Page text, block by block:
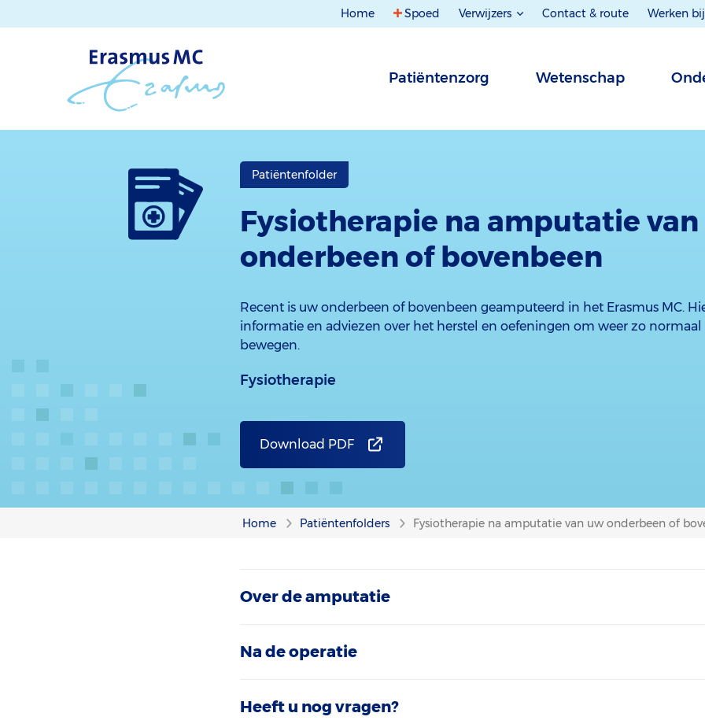
Home Spoed Verwijzers Contact & route Werken bij
Patiëntenzorg Wetenschap
Patiëntenfolder
Fysiotherapie na amputatie
onderbeen of bovenbeen
Recent is uw onderbeen of bovenbeen geamputeerd in het Erasmus MC.
informatie en adviezen over het herstel en oefeningen om weer zo
bewegen.
Fysiotherapie
Download PDF
Home Patiëntenfolders Fysiotherapie na amputatie van uw onderbeen of
Over de amputatie
Na de operatie
Heeft u nog vragen?